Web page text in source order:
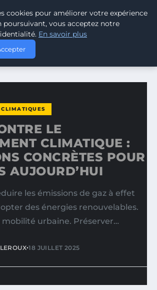
CLIMATIQUES
CHANGEMENT CLIMATIQUE : 10 ACTIONS…
LE
CLIMATIQUE :
CONCRÈTES POUR
AUJOURD’HUI
les émissions de gaz à effet
des énergies renouvelables.
mobilité urbaine. Préserver…
•18 JUILLET 2025
cookies pour améliorer votre expérience
poursuivant, vous acceptez notre
En savoir plus